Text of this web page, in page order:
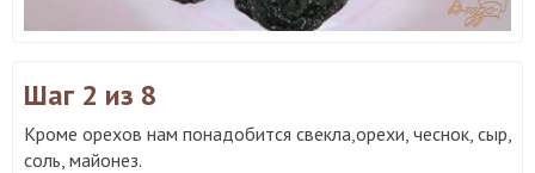
Шаг 2 из 8
Кроме орехов нам понадобится свекла,орехи, чеснок, сыр,
соль, майонез.